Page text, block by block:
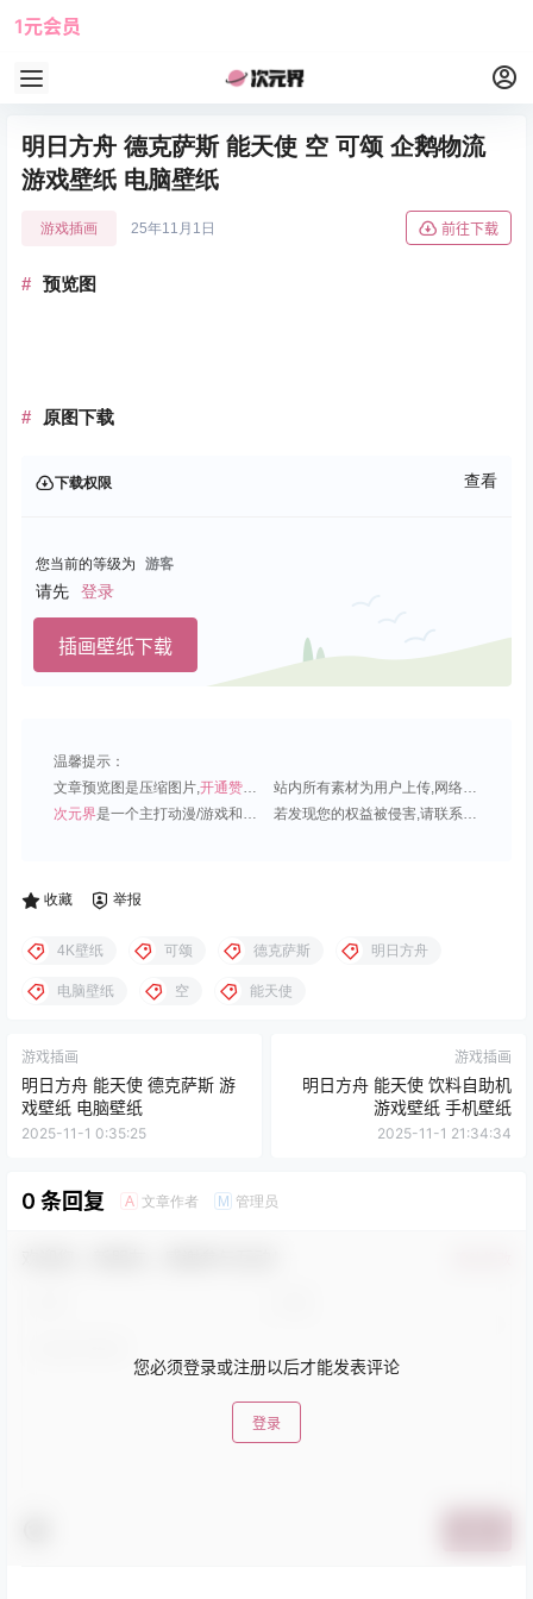
1元会员
明日方舟 德克萨斯 能天使 空 可颂 企鹅物流
游戏壁纸 电脑壁纸
游戏插画 25年11月1日 前往下载
预览图
原图下载
下载权限 查看
您当前的等级为 游客
请先 登录
插画壁纸下载
温馨提示：
文章预览图是压缩图片,开通赞助会员 可免费下载超清原图;
站内所有素材为用户上传,网络分享或原创,请勿用于商业用途;
次元界是一个主打动漫/游戏和虚拟偶像角色的插画壁纸平台; 若发现您的权益被侵害,请联系QQ1815919191,我们尽快处理.
收藏 举报
4K壁纸 可颂 德克萨斯 明日方舟
电脑壁纸 空 能天使
游戏插画
明日方舟 能天使 德克萨斯 游
戏壁纸 电脑壁纸
2025-11-1 0:35:25
游戏插画
明日方舟 能天使 饮料自助机
游戏壁纸 手机壁纸
2025-11-1 21:34:34
0 条回复 A 文章作者 M 管理员
您必须登录或注册以后才能发表评论
登录